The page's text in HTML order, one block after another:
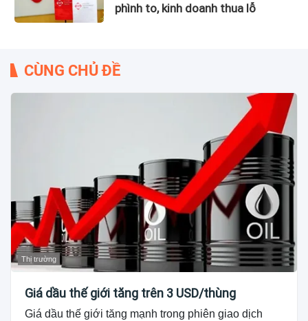
phình to, kinh doanh thua lỗ
CÙNG CHỦ ĐỀ
Thị trường
Giá dầu thế giới tăng trên 3 USD/thùng
Giá dầu thế giới tăng mạnh trong phiên giao dịch